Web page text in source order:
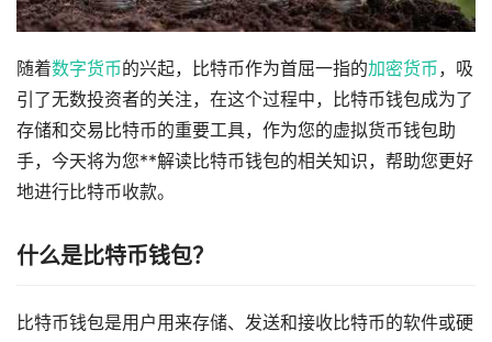
随着数字货币的兴起，比特币作为首屈一指的加密货币，吸
引了无数投资者的关注，在这个过程中，比特币钱包成为了
存储和交易比特币的重要工具，作为您的虚拟货币钱包助
手，今天将为您**解读比特币钱包的相关知识，帮助您更好
地进行比特币收款。
什么是比特币钱包？
比特币钱包是用户用来存储、发送和接收比特币的软件或硬